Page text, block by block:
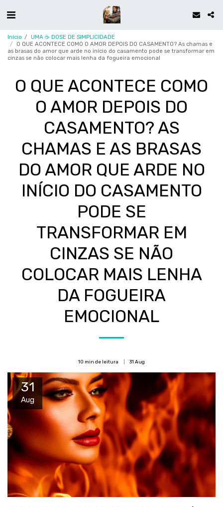
Início
UMA ☕ DOSE DE SIMPLICIDADE
O QUE ACONTECE COMO O AMOR DEPOIS DO CASAMENTO? As chamas e
as brasas do amor que arde no início do casamento pode se transformar em
cinzas se não colocar mais lenha da fogueira emocional
O QUE ACONTECE COMO
O AMOR DEPOIS DO
CASAMENTO? AS
CHAMAS E AS BRASAS
DO AMOR QUE ARDE NO
INÍCIO DO CASAMENTO
PODE SE
TRANSFORMAR EM
CINZAS SE NÃO
COLOCAR MAIS LENHA
DA FOGUEIRA
EMOCIONAL
10 min de leitura 31Aug
31
Aug